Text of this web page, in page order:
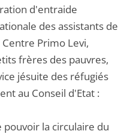
d'entraide
des assistants de
Primo Levi,
frères des pauvres,
jésuite des réfugiés
au Conseil d'Etat :
pouvoir la circulaire du